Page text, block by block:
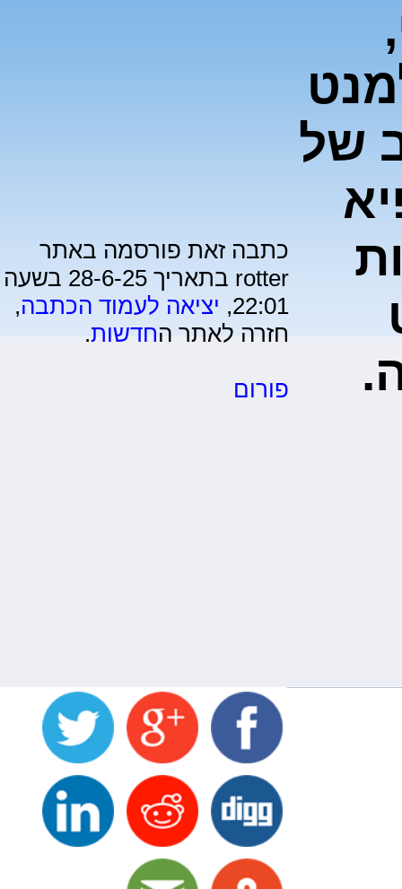
של
כתבה זאת פורסמה באתר
rotter בתאריך 28-6-25 בשעה
22:01, יציאה לעמוד הכתבה,
חזרה לאתר החדשות.
פורום